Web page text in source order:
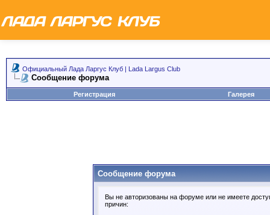
Официальный Лада Ларгус Клуб | Lada Largus Club
Сообщение форума
Регистрация Галерея
Сообщение форума
Вы не авторизованы на форуме или не имеете
причин: